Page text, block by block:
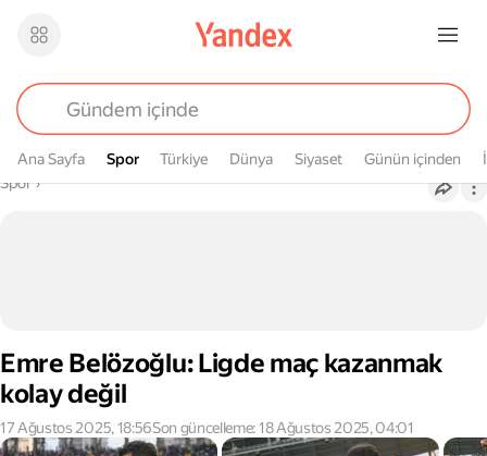
Ana Sayfa Spor
Spor Türkiye Dünya Siyaset Günün içinden
Buradasın
Spor›
Emre Belözoğlu: Ligde maç kazanmak
kolay değil
17 Ağustos 2025, 18:56Son güncelleme: 18 Ağustos 2025, 04:01